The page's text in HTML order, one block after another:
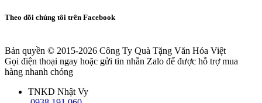
Theo dõi chúng tôi trên Facebook
Bản quyền © 2015-2026 Công Ty Quà Tặng Văn Hóa Việt
Gọi điện thoại ngay hoặc gửi tin nhắn Zalo để được hỗ trợ mua
hàng nhanh chóng
TNKD Nhật Vy